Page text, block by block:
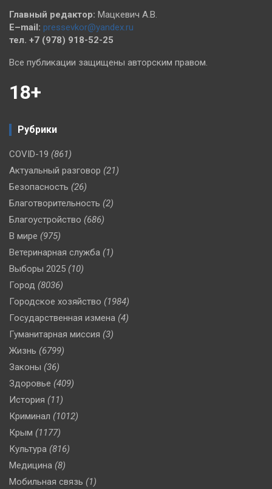
Главный редактор: Мацкевич А.В.
E–mail: pressevkor@yandex.ru
тел. +7 (978) 918-52-25
Все публикации защищены авторским правом.
18+
Рубрики
COVID-19 (861)
Актуальный разговор (21)
Безопасность (26)
Благотворительность (2)
Благоустройство (686)
В мире (975)
Ветеринарная служба (1)
Выборы 2025 (10)
Город (8036)
Городское хозяйство (1984)
Государственная измена (4)
Гуманитарная миссия (3)
Жизнь (6799)
Законы (36)
Здоровье (409)
История (11)
Криминал (1012)
Крым (1177)
Культура (816)
Медицина (8)
Мобильная связь (1)